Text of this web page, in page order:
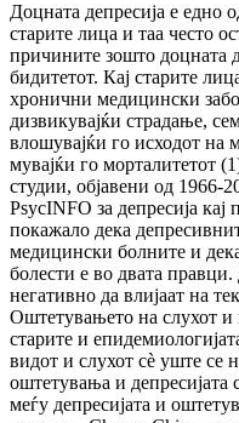
Доцната депресија е едно
старите лица и таа често
причините зош­то доцната
бидитетот. Кај старите
хронични ме­ди­цин­ски
дизвикувајќи страдање,
влошувајќи го исходот на
му­вај­ќи го
студии, објавени од 1966-
PsycINFO за де­пре­сија
покажало дека
медицински бол­ни­те и
болести е во двата
негативно да влијаат на
Ош­те­тувањето на слухот и
старите и
видот и слу­хот сè уште се
оштетувања и депресијата
меѓу де­пре­си­јата и